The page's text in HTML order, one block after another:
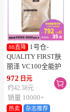
88直降
1号仓-
QUALITY FIRST肤
丽泽 VC100全能护
理面膜 7片
972 日元
约42.58元

销量 10000+
热卖 杂志推荐